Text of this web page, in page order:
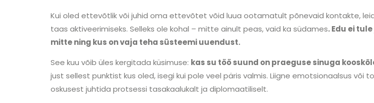
Kui oled ettevõtlik või juhid oma ettevõtet võid luua ootamatult põnevaid kontakte,
taas aktiveerimiseks. Selleks ole kohal – mitte ainult peas, vaid ka südames. Edu ei
mitte ning kus on vaja teha süsteemi uuendust.
See kuu võib üles kergitada küsimuse: kas su töö suund on praeguse sinuga
just sellest punktist kus oled, isegi kui pole veel päris valmis. Liigne emotsionaalsus või
oskusest juhtida protsessi tasakaalukalt ja diplomaatiliselt.